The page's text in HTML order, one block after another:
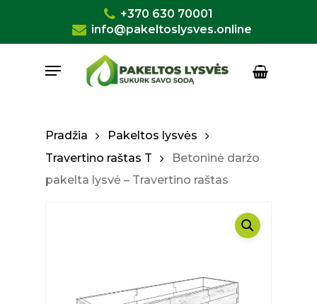
main
+370 630 70001
info@pakeltoslysves.online
Menu
Krepšelis
Cart
Pradžia
Pakeltos lysvės
Travertino raštas T
Betoninė daržo
pakelta lysvė – Travertino raštas